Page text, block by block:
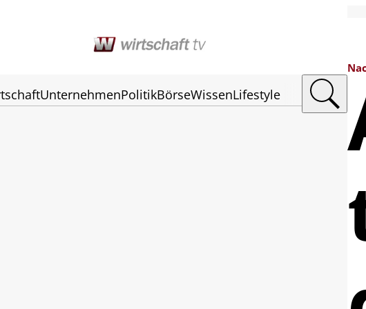
UnternehmenPolitikBörseWissenLifestyle